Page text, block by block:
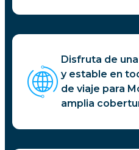
Disfruta de
y estable en
de viaje para
amplia